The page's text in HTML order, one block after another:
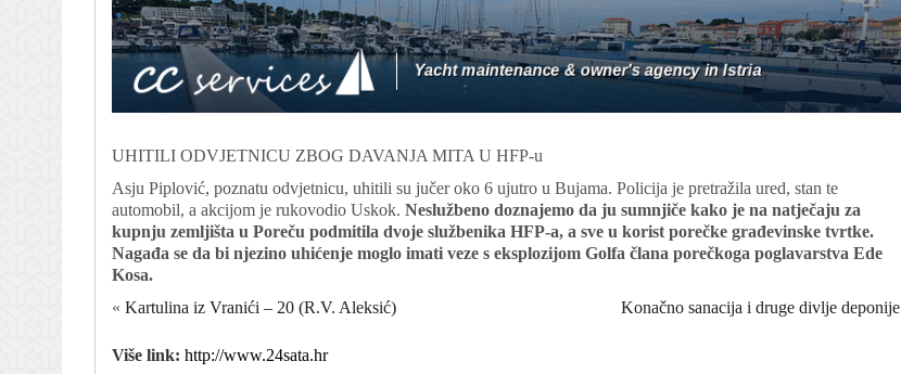
UHITILI ODVJETNICU ZBOG DAVANJA MITA U HFP-u
Asju Piplović, poznatu odvjetnicu, uhitili su jučer oko 6 ujutro u Bujama. Policija je pretražila ured, stan te
automobil, a akcijom je rukovodio Uskok. Neslužbeno doznajemo da ju sumnjiče kako je na natječaju za
kupnju zemljišta u Poreču podmitila dvoje službenika HFP-a, a sve u korist porečke građevinske tvrtke.
Nagađa se da bi njezino uhićenje moglo imati veze s eksplozijom Golfa člana porečkoga poglavarstva Ede
Kosa.
« Kartulina iz Vranići – 20 (R.V. Aleksić) Konačno sanacija i druge divlje deponije
Više link: http://www.24sata.hr